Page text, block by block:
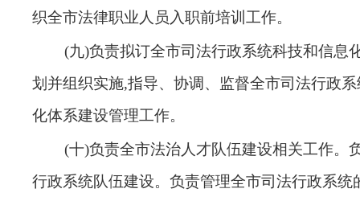
织全市法律职业人员入职前培训工作。
(九)负责拟订全市司法行政系统科技和信息
划并组织实施,指导、协调、监督全市司法行政
化体系建设管理工作。
(十)负责全市法治人才队伍建设相关工作。
行政系统队伍建设。负责管理全市司法行政系统